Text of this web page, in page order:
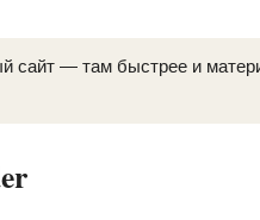
сайт — там быстрее и